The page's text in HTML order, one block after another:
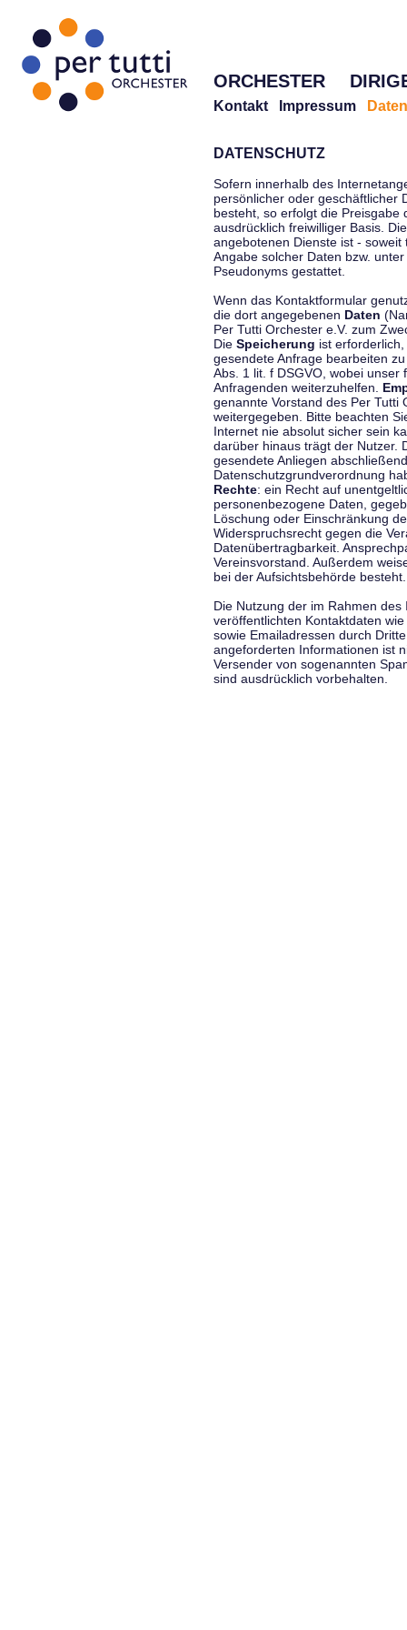
ORCHESTER
Kontakt Impressum
DATENSCHUTZ
Sofern innerhalb des
persönlicher oder geschäftlicher
besteht, so erfolgt die Preisgabe
ausdrücklich freiwilliger Basis.
angebotenen Dienste ist -
Angabe solcher Daten bzw.
Pseudonyms gestattet.
Wenn das Kontaktformular
die dort angegebenen Daten
Per Tutti Orchester e.V. zum
Die Speicherung ist
gesendete Anfrage bearbeiten
Abs. 1 lit. f DSGVO, wobei
Anfragenden weiterzuhelfen.
genannte Vorstand des Per Tutti
weitergegeben. Bitte beachten
Internet nie absolut sicher sein
darüber hinaus trägt der Nutzer.
gesendete Anliegen
Datenschutzgrundverordnung
Rechte: ein Recht auf
personenbezogene Daten,
Löschung oder Einschränkung
Widerspruchsrecht gegen die
Datenübertragbarkeit.
Vereinsvorstand. Außerdem
bei der Aufsichtsbehörde besteht.
Die Nutzung der im Rahmen
veröffentlichten Kontaktdaten
sowie Emailadressen durch
angeforderten Informationen ist
Versender von sogenannten
sind ausdrücklich vorbehalten.